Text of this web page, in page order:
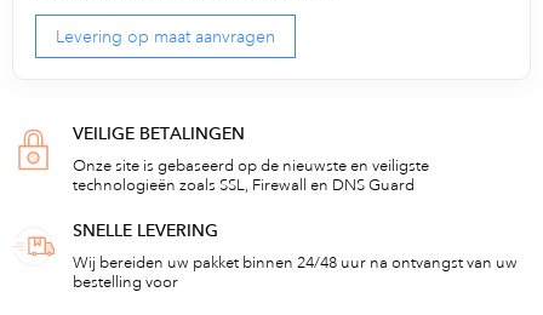
Levering op maat aanvragen
VEILIGE BETALINGEN
Onze site is gebaseerd op de nieuwste en veiligste
technologieën zoals SSL, Firewall en DNS Guard
SNELLE LEVERING
Wij bereiden uw pakket binnen 24/48 uur na ontvangst van uw
bestelling voor